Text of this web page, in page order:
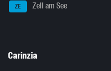
ZE Zell am See
Carinzia